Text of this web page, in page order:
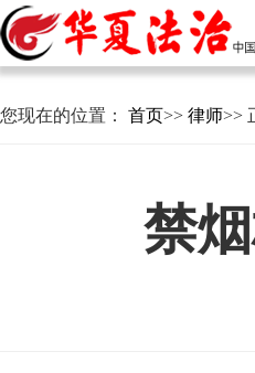
您现在的位置： 首页>> 律师>>
禁